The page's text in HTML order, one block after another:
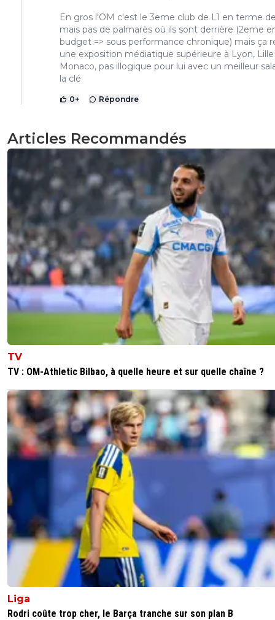
En gros l'OM c'est le 3eme club de L1 en terme
mais pas de palmarès où ils sont derrière (2eme
budget => sous performance chronique) mais ça
une exposition médiatique supérieure à Lyon,
Monaco, pas illogique pour lui avec un meilleur
la clé
0+ Répondre
Articles Recommandés
TV
TV : OM-Athletic Bilbao, à quelle heure et sur quelle chaîne ?
Liga
Rodri coûte trop cher, le Barça tranche sur son plan B